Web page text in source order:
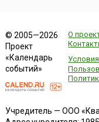
© 2005—2026
Проект
«Календарь
событий»
О
Учредитель — ООО